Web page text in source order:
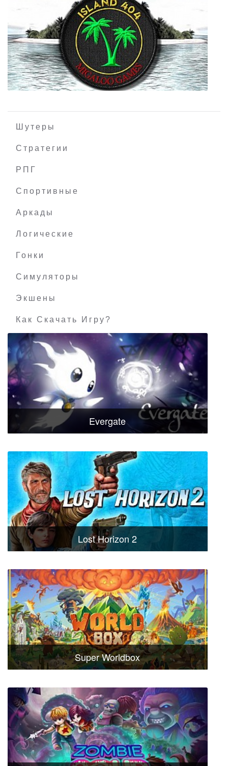
Night Sing
Шутеры
Стратегии
РПГ
Спортивные
Аркады
Логические
Гонки
Симуляторы
Экшены
Как Скачать Игру?
Evergate
Lost Horizon 2
Super Worldbox